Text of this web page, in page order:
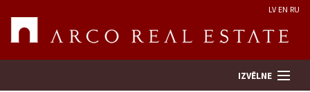
LV EN RU
IZVĒLNE